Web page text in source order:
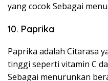
yang cocok Sebagai
10. Paprika
Paprika adalah Citarasa
tinggi seperti vitamin C
Sebagai menurunkan